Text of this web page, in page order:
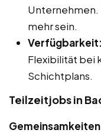
Unternehmen.
mehr sein.
Verfügbarkeit:
Flexibilität bei
Schichtplans.
Teilzeitjobs in